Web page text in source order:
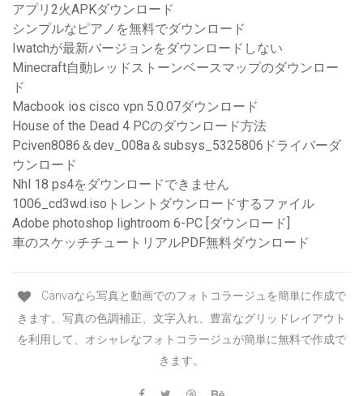
アプリ2火APKダウンロード
シンプルなピアノを無料でダウンロード
Iwatchが最新バージョンをダウンロードしない
Minecraft自動レッドストーンベースマップのダウンロー
ド
Macbook ios cisco vpn 5.0.07ダウンロード
House of the Dead 4 PCのダウンロード方法
Pciven8086＆dev_008a＆subsys_5325806ドライバーダ
ウンロード
Nhl 18 ps4をダウンロードできません
1006_cd3wd.isoトレントダウンロードするファイル
Adobe photoshop lightroom 6-PC [ダウンロード]
車のスケッチチュートリアルPDF無料ダウンロード
Canvaなら写真と動画でのフォトコラージュを簡単に作成で
きます。写真の色調補正、文字入れ、豊富なグリッドレイアウト
を利用して、オシャレなフォトコラージュが簡単に無料で作成で
きます。